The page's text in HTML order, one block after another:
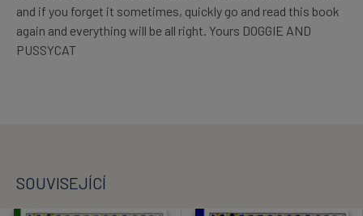
and if you forget it sometimes, quickly go and read this book
again and everything will be all right. Yours DOGGIE AND
PUSSYCAT
SOUVISEJÍCÍ